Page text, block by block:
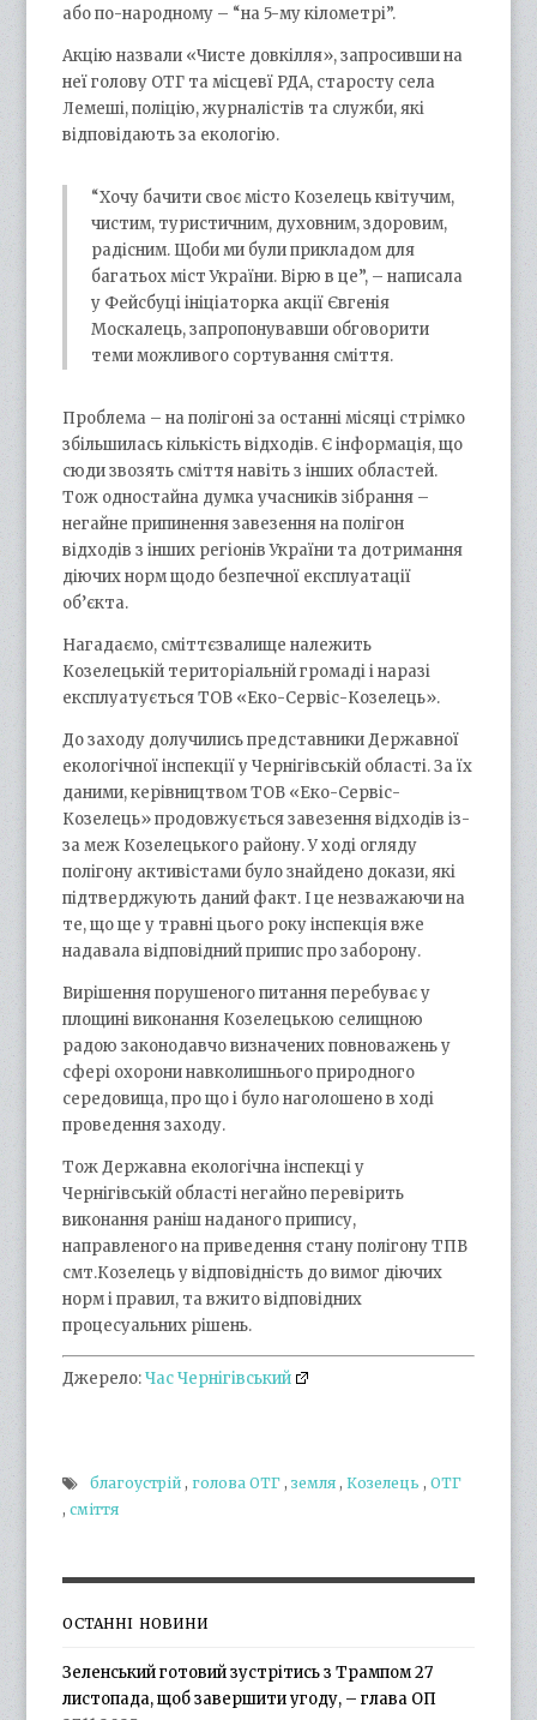
або по-народному – “на 5-му кілометрі”.
Акцію назвали «Чисте довкілля», запросивши на
неї голову ОТГ та місцевї РДА, старосту села
Лемеші, поліцію, журналістів та служби, які
відповідають за екологію.
“Хочу бачити своє місто Козелець квітучим,
чистим, туристичним, духовним, здоровим,
радісним. Щоби ми були прикладом для
багатьох міст України. Вірю в це”, – написала
у Фейсбуці ініціаторка акції Євгенія
Москалець, запропонувавши обговорити
теми можливого сортування сміття.
Проблема – на полігоні за останні місяці стрімко
збільшилась кількість відходів. Є інформація, що
сюди звозять сміття навіть з інших областей.
Тож одностайна думка учасників зібрання –
негайне припинення завезення на полігон
відходів з інших регіонів України та дотримання
діючих норм щодо безпечної експлуатації
об’єкта.
Нагадаємо, сміттєзвалище належить
Козелецькій територіальній громаді і наразі
експлуатується ТОВ «Еко-Сервіс-Козелець».
До заходу долучились представники Державної
екологічної інспекції у Чернігівській області. За їх
даними, керівництвом ТОВ «Еко-Сервіс-
Козелець» продовжується завезення відходів із-
за меж Козелецького району. У ході огляду
полігону активістами було знайдено докази, які
підтверджують даний факт. І це незважаючи на
те, що ще у травні цього року інспекція вже
надавала відповідний припис про заборону.
Вирішення порушеного питання перебуває у
площині виконання Козелецькою селищною
радою законодавчо визначених повноважень у
сфері охорони навколишнього природного
середовища, про що і було наголошено в ході
проведення заходу.
Тож Державна екологічна інспекці у
Чернігівській області негайно перевірить
виконання раніш наданого припису,
направленого на приведення стану полігону ТПВ
смт.Козелець у відповідність до вимог діючих
норм і правил, та вжито відповідних
процесуальних рішень.
Джерело:Час Чернігівський
благоустрій , голова ОТГ ,земля ,Козелець ,ОТГ
,сміття
ОСТАННІ НОВИНИ
Зеленський готовий зустрітись з Трампом 27
листопада, щоб завершити угоду, – глава ОП